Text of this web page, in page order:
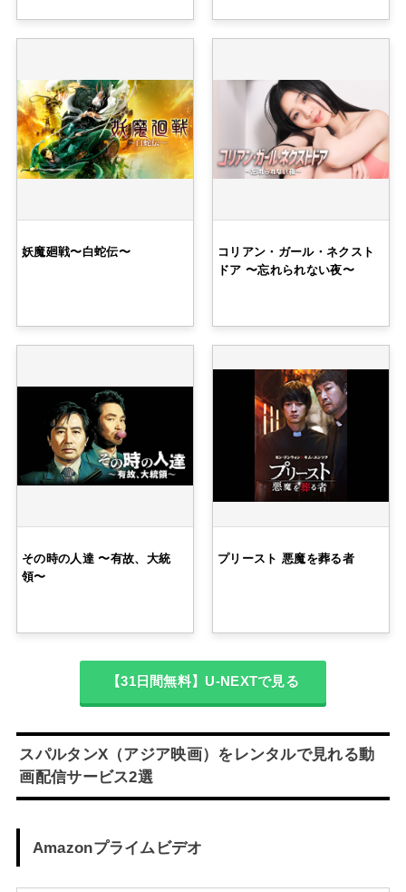
妖魔廻戦〜白蛇伝〜
コリアン・ガール・ネクスト
ドア 〜忘れられない夜〜
その時の人達 〜有故、大統
領〜
プリースト 悪魔を葬る者
【31日間無料】U-NEXTで見る
スパルタンX（アジア映画）をレンタルで見れる動
画配信サービス2選
Amazonプライムビデオ